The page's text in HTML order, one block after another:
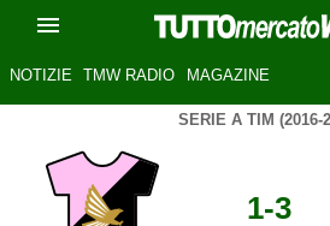
NOTIZIE TMW RADIO MAGAZINE
SERIE A TIM (2016-
1-3